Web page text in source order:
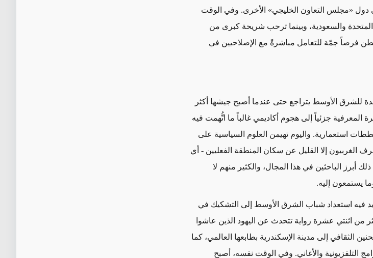
إلى دول «مجلس التعاون الخليجي» الأخرى. وفي الوقت
المتحدة والسعودية، وبينما ترحب شريحة كبرى من
فرصاً جمّة للتعامل مباشرةً مع الإصلاحيين في
للشرق الأوسط يتراجع حتى عندما أصبح جيشها أكثر
المعرفية جزئياً إلى هجوم أكاديمي غالباً ما اتُّهمت فيه
استعمارية. واليوم تهيمن العلوم السياسية على
الغربيون إلا القليل عن سكان المنطقة الفعليين - أي
أبرز الباحثين في هذا المجال، والكثير منهم لا
يستمعون إليه.
فيه استعداد شباب الشرق الأوسط إلى التشكيك في
من اثنتي عشرة رواية تتحدث عن اليهود الذين عاشوا
الثقافي إلى مدينة الإسكندرية بطابعها العالمي، كما
التلفزيونية والأغاني. وفي الوقت نفسه، أصبح